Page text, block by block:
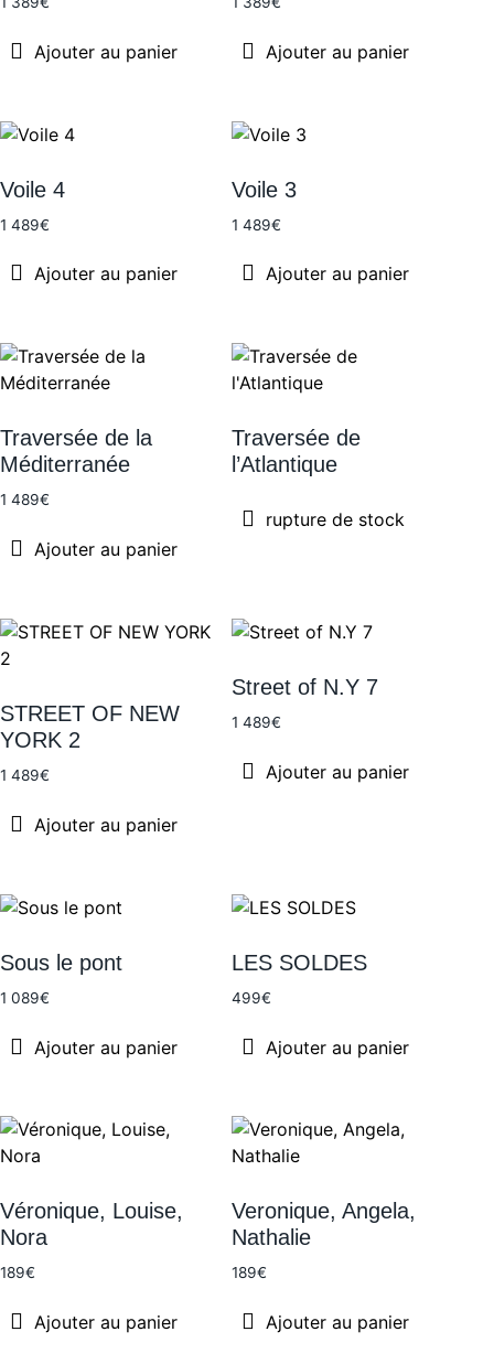
Ajouter au panier Ajouter au panier
Voile 4
1 489€
Ajouter au panier
Voile 3
1 489€
Ajouter au panier
Traversée de la
Méditerranée
1 489€
Ajouter au panier
Traversée de
l’Atlantique
rupture de stock
STREET OF NEW
YORK 2
1 489€
Ajouter au panier
Street of N.Y 7
1 489€
Ajouter au panier
Sous le pont
1 089€
Ajouter au panier
LES SOLDES
499€
Ajouter au panier
Véronique, Louise,
Nora
189€
Ajouter au panier
Veronique, Angela,
Nathalie
189€
Ajouter au panier